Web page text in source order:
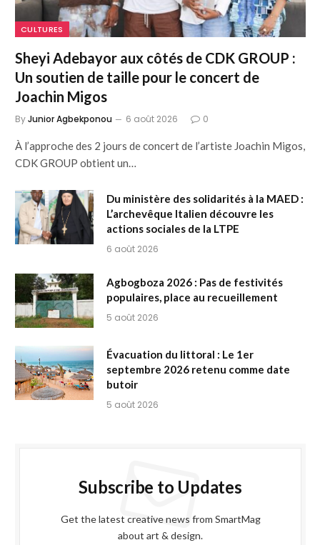
CULTURES
Sheyi Adebayor aux côtés de CDK GROUP :
Un soutien de taille pour le concert de
Joachin Migos
ByJunior Agbekponou 6 août 2026 0
À l’approche des 2 jours de concert de l’artiste Joachin Migos,
CDK GROUP obtient un…
Du ministère des solidarités à la MAED :
L’archevêque Italien découvre les
actions sociales de la LTPE
6 août 2026
Agbogboza 2026 : Pas de festivités
populaires, place au recueillement
5 août 2026
Évacuation du littoral : Le 1er
septembre 2026 retenu comme date
butoir
5 août 2026
Subscribe to Updates
Get the latest creative news from SmartMag
about art & design.